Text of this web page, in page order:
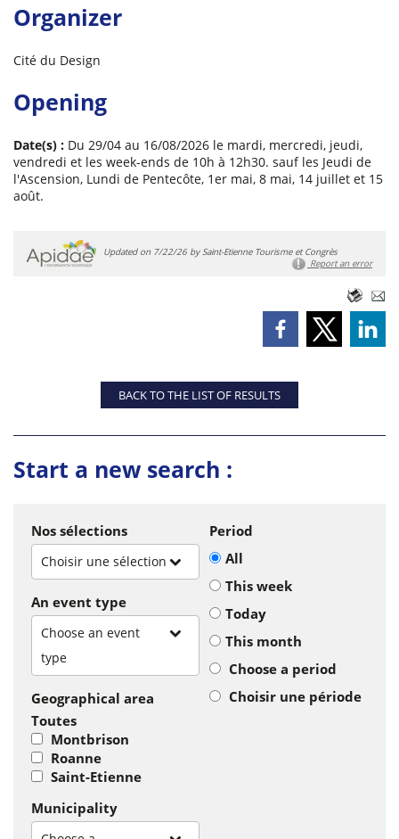
Organizer
Cité du Design
Opening
Date(s) : Du 29/04 au 16/08/2026 le mardi, mercredi, jeudi,
vendredi et les week-ends de 10h à 12h30. sauf les Jeudi de
l'Ascension, Lundi de Pentecôte, 1er mai, 8 mai, 14 juillet et 15
août.
Updated on 7/22/26 by Saint-Etienne Tourisme et Congrès
Report an error
BACK TO THE LIST OF RESULTS
Start a new search :
Nos sélections
Choisir une sélection
An event type
Choose an event
type
Geographical area
Toutes
Montbrison
Roanne
Saint-Etienne
Municipality
Period
All
This week
Today
This month
Choose a period
Choisir une période